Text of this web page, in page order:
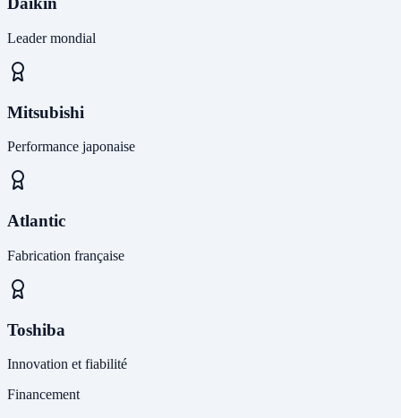
Leader mondial
Mitsubishi
Performance japonaise
Atlantic
Fabrication française
Toshiba
Innovation et fiabilité
Financement